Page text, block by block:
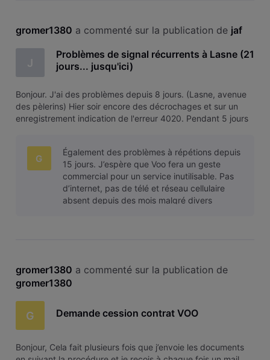
gromer1380 a commenté sur la publication de jaf
J
Problèmes de signal récurrents à Lasne (21
jours... jusqu'ici)
Bonjour. J'ai des problèmes depuis 8 jours. (Lasne, avenue
des pèlerins) Hier soir encore des décrochages et sur un
enregistrement indication de l'erreur 4020. Pendant 5 jours
créditG
Également des problèmes à répétions depuis
15 jours. J’espère que Voo fera un geste
commercial pour un service inutilisable. Pas
d’internet, pas de télé et réseau cellulaire
absent depuis des mois malgré divers
gromer1380 a commenté sur la publication de
gromer1380
G Demande cession contrat VOO
Bonjour, Cela fait plusieurs fois que j’envoie les documents